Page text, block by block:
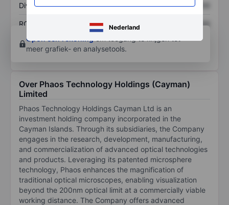
Nederland
Dividend per aandeel XXXXXXX XXXXXXX
ROE XXXXXXX
XXXXXXX
Open een rekening
meer grafiek- en analysetools.
Over Phaos Technology Holdings (Cayman)
Limited
Phaos Technology Holdings Cayman Ltd is an
investment holding company incorporated in the
Cayman Islands. Through its subsidiaries, the Company
engages in the research, development, manufacturing,
and commercialization of advanced optical technologies
and products. Leveraging its patented microsphere
technology, Phaos enhances the magnification of
traditional optical microscopes, enabling visualization
beyond the 200nm optical limit at a commercially viable
working distance. The Company offers advanced